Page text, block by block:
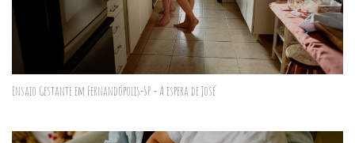
Ensaio Gestante em Fernandópolis-SP - A espera de José